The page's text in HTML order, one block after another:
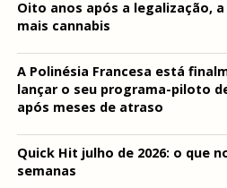
Oito anos após a legalização,
mais cannabis
A Polinésia Francesa está
lançar o seu programa-piloto
após meses de atraso
Quick Hit julho de 2026: o que
semanas